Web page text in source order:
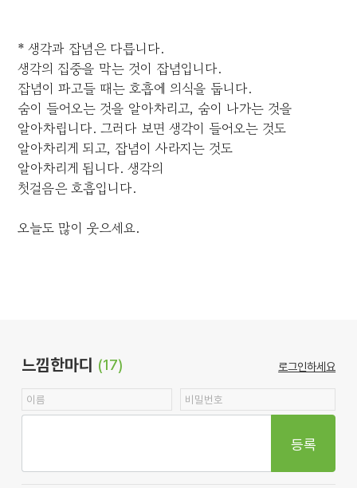
* 생각과 잡념은 다릅니다.
생각의 집중을 막는 것이 잡념입니다.
잡념이 파고들 때는 호흡에 의식을 둡니다.
숨이 들어오는 것을 알아차리고, 숨이 나가는 것을
알아차립니다. 그러다 보면 생각이 들어오는 것도
알아차리게 되고, 잡념이 사라지는 것도
알아차리게 됩니다. 생각의
첫걸음은 호흡입니다.
오늘도 많이 웃으세요.
느낌한마디 (17) 로그인하세요
등록